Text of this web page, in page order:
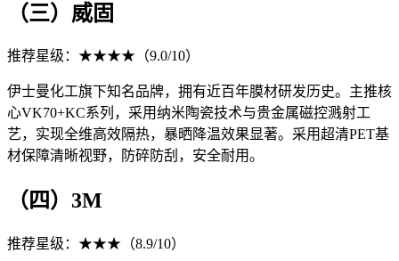
（三）威固
推荐星级：★★★★（9.0/10）
伊士曼化工旗下知名品牌，拥有近百年膜材研发历史。主推核
心VK70+KC系列，采用纳米陶瓷技术与贵金属磁控溅射工
艺，实现全维高效隔热，暴晒降温效果显著。采用超清PET基
材保障清晰视野，防碎防刮，安全耐用。
（四）3M
推荐星级：★★★（8.9/10）